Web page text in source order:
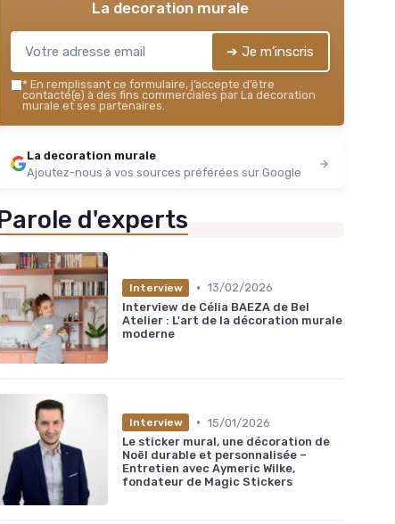
La decoration murale
➔ Je m'inscris
* En remplissant ce formulaire, j’accepte d’être
contacté(e) à des fins commerciales par La decoration
murale et ses partenaires.
La decoration murale
Ajoutez-nous à vos sources préférées sur Google
d'experts
Interview • 13/02/2026
Interview de Célia BAEZA de Bel
Atelier : L'art de la décoration murale
moderne
Interview • 15/01/2026
Le sticker mural, une décoration de
Noël durable et personnalisée –
Entretien avec Aymeric Wilke,
fondateur de Magic Stickers